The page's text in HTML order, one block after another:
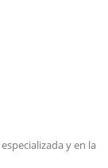
y en la